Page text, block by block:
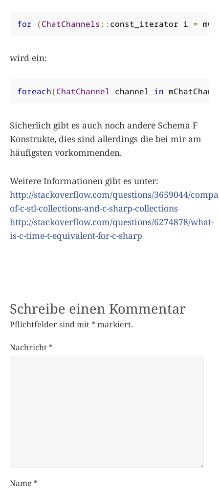
for (ChatChannels :: const_iterator i =
wird ein:
foreach(ChatChannel channel in
Sicherlich gibt es auch noch andere Schema F
Konstrukte, dies sind allerdings die bei mir am
häufigsten vorkommenden.
Weitere Informationen gibt es unter:
http://stackoverflow.com/questions/3659044/
of-c-stl-collections-and-c-sharp-collections
http://stackoverflow.com/questions/6274878/what-
is-c-time-t-equivalent-for-c-sharp
Schreibe einen Kommentar
Pflichtfelder sind mit * markiert.
Nachricht *
Name *